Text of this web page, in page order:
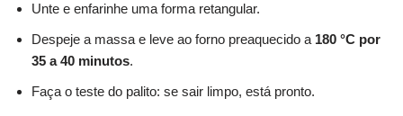
Unte e enfarinhe uma forma retangular.
Despeje a massa e leve ao forno preaquecido a 180 °C por
35 a 40 minutos.
Faça o teste do palito: se sair limpo, está pronto.